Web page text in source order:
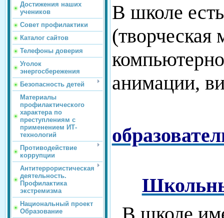
Достижения наших
учеников
Совет профилактики
Каталог сайтов
Телефоны доверия
Уголок
энергосбережения
Безопасность детей
Материалы
профилактического
характера по
преступлениям с
применением ИТ-
технологий
Противодействие
коррупции
Антитеррористическая
деятельность.
Профилактика
экстремизма
Национальный проект
Образование
В школе
(творческая
анимации,